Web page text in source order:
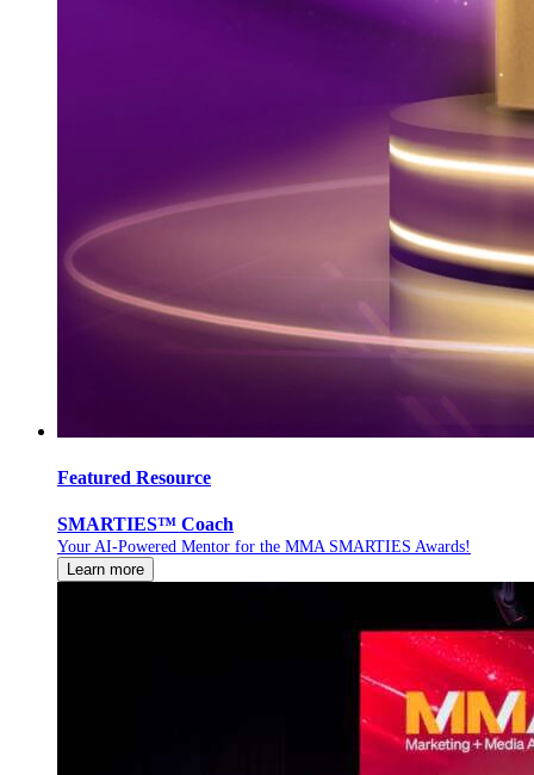
Featured Resource
SMARTIES™ Coach
Your AI-Powered Mentor for the MMA SMARTIES Awards!
Learn more